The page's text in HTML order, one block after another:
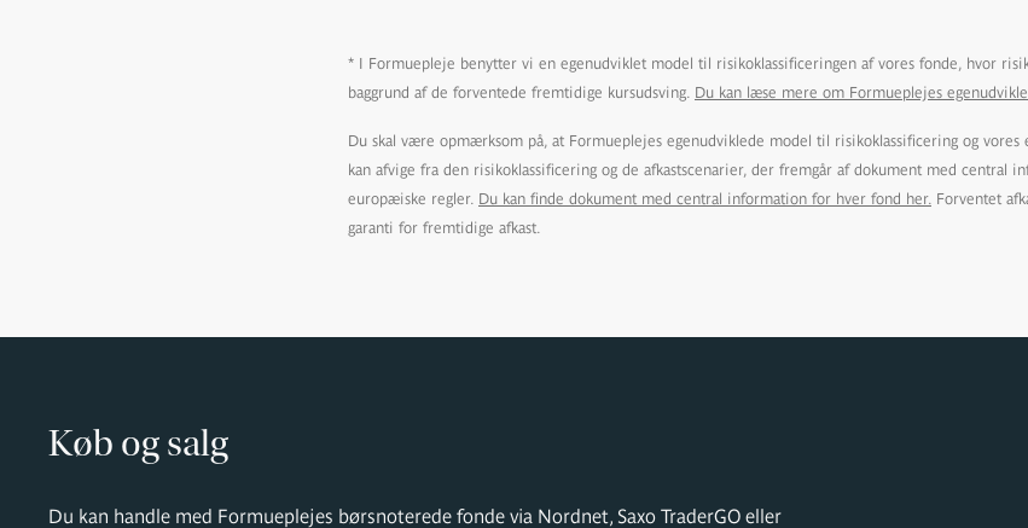
* I Formuepleje benytter vi en egenudviklet model til risikoklassificeringen af vores fonde, hvor
baggrund af de forventede fremtidige kursudsving. Du kan læse mere om Formueplejes
Du skal være opmærksom på, at Formueplejes egenudviklede model til risikoklassificering og vores
kan afvige fra den risikoklassificering og de afkastscenarier, der fremgår af dokument med central
europæiske regler. Du kan finde dokument med central information for hver fond her. Forventet
garanti for fremtidige afkast.
Køb og salg
Du kan handle med Formueplejes børsnoterede fonde via Nordnet, Saxo TraderGO eller